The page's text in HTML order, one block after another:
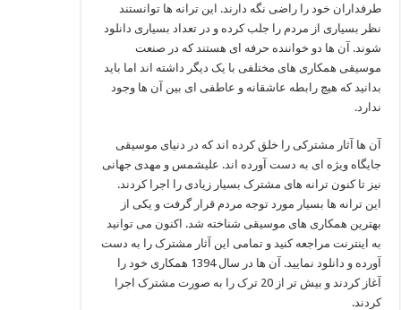
طرفداران خود را راضی نگه دارند. این ترانه ها توانستند
نظر بسیاری از مردم را جلب کرده و در تعداد بسیاری دانلود
شوند. آن ها دو خواننده حرفه ای هستند که در صنعت
موسیقی همکاری های مختلفی با یک دیگر داشته اند اما باید
بدانید که هیچ رابطه عاشقانه و عاطفی ای بین آن ها وجود
ندارد.
آن ها آثار مشترکی را خلق کرده اند که در دنیای موسیقی
جایگاه ویژه ای به دست آورده اند. علیشمس و مهدی جهانی
نیز تا کنون ترانه های مشترک بسیار زیادی را اجرا کردند.
این ترانه ها بسیار مورد توجه مردم قرار گرفت و یکی از
بهترین همکاری های موسیقی شناخته شد. اکنون می توانید
به اینترنت مراجعه کنید و تمامی این آثار مشترک را به دست
آورده و دانلود نمایید. آن ها در سال 1394 همکاری خود را
آغاز کردند و بیش تر از 20 ترک را به صورت مشترک اجرا
کردند.